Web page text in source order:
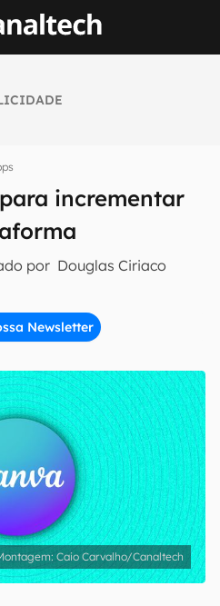
incrementar
por Douglas Ciriaco
Newsletter
tecnologia em primeira
do Canaltech.
Caio Carvalho/Canaltech